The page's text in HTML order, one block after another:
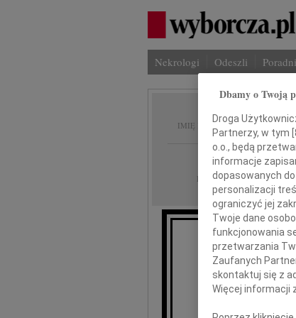
Nekrologi Odeszli
IMIĘ I NAZWISKO:
REGION: Gdańsk
DATA EMISJI: 14.10.2009
Z głębokim
Dbamy o Twoją
Droga
Partnerzy, w tym [
o.o., będą
informacje
dopasowanych
personalizacji
ograniczyć jej
Twoje dane
funkcjonowania
przetwarzania
Zaufanych
skontaktuj się z
Więcej informacji